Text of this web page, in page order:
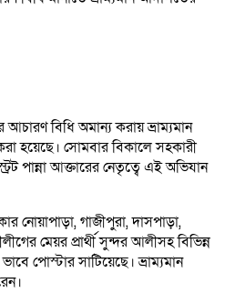
বিধি অমান্য করায় ভ্রাম্যমান
হয়েছে। সোমবার বিকালে সহকারী
পান্না আক্তারের নেতৃত্বে এই অভিযান
নোয়াপাড়া, গাজীপুরা, দাসপাড়া,
মেয়র প্রার্থী সুন্দর আলীসহ বিভিন্ন
পোস্টার সাটিয়েছে। ভ্রাম্যমান